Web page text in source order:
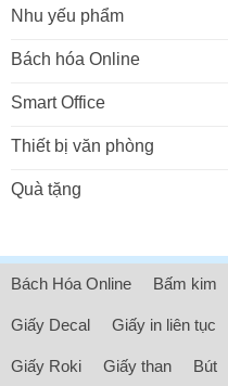
Nhu yếu phẩm
Bách hóa Online
Smart Office
Thiết bị văn phòng
Quà tặng
Bách Hóa Online Bấm kim
Giấy Decal Giấy in liên tục
Giấy Roki Giấy than Bút